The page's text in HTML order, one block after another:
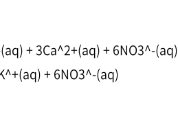
+ 3Ca^2+(aq) + 6NO3^-(aq)
+ 6NO3^-(aq)